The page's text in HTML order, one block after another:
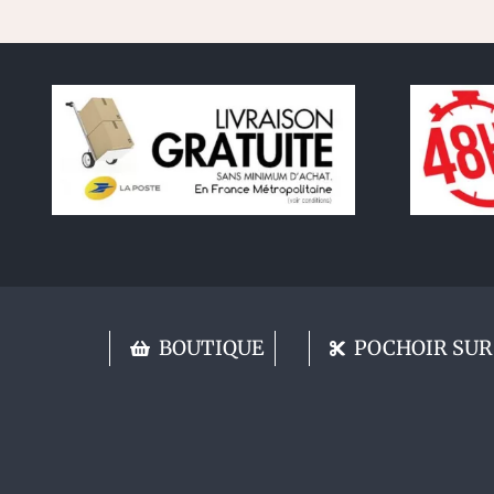
BOUTIQUE POCHOIR